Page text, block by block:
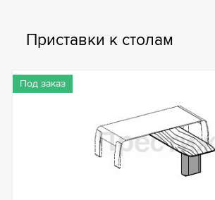
Приставки к столам
Под заказ